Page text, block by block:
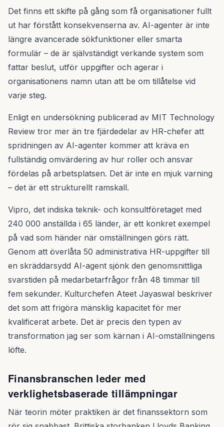
Det finns ett skifte på gång som få organisationer fullt
ut har förstått konsekvenserna av. AI-agenter är inte
längre avancerade sökfunktioner eller smarta
formulär – de är självständigt verkande system som
fattar beslut, utför uppgifter och agerar i
organisationens namn utan att be om tillåtelse vid
varje steg.
Enligt en undersökning publicerad av MIT Technology
Review tror mer än tre fjärdedelar av HR-chefer att
spridningen av AI-agenter kommer att kräva en
fullständig omvärdering av hur roller och ansvar
fördelas på arbetsplatsen. Det är inte en mjuk varning
– det är ett strukturellt ramskall.
Vipro, det indiska teknik- och konsultföretaget med
240 000 anställda i 65 länder, är ett konkret exempel
på vad som händer när omställningen görs rätt.
Genom att överlåta 50 administrativa HR-uppgifter till
en skräddarsydd AI-agent sjönk den genomsnittliga
svarstiden på medarbetarfrågor från 48 timmar till
fem sekunder. Kulturchefen Ateet Jayaswal beskriver
det som att frigöra mänsklig kapacitet för mer
kvalificerat arbete. Det är precis den typen av
transformation jag ser som kärnan i AI-omställningens
löfte.
Finansbranschen leder med
verklighetsbaserade tillämpningar
När teorin möter praktiken är det finanssektorn som